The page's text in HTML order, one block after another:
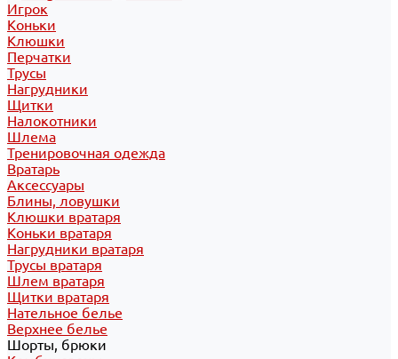
Игрок
Коньки
Клюшки
Перчатки
Трусы
Нагрудники
Щитки
Налокотники
Шлема
Тренировочная одежда
Вратарь
Аксессуары
Блины, ловушки
Клюшки вратаря
Коньки вратаря
Нагрудники вратаря
Трусы вратаря
Шлем вратаря
Щитки вратаря
Нательное белье
Верхнее белье
Шорты, брюки